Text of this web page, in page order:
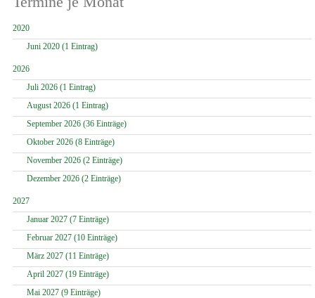
2020
Juni 2020 (1 Eintrag)
2026
Juli 2026 (1 Eintrag)
August 2026 (1 Eintrag)
September 2026 (36 Einträge)
Oktober 2026 (8 Einträge)
November 2026 (2 Einträge)
Dezember 2026 (2 Einträge)
2027
Januar 2027 (7 Einträge)
Februar 2027 (10 Einträge)
März 2027 (11 Einträge)
April 2027 (19 Einträge)
Mai 2027 (9 Einträge)